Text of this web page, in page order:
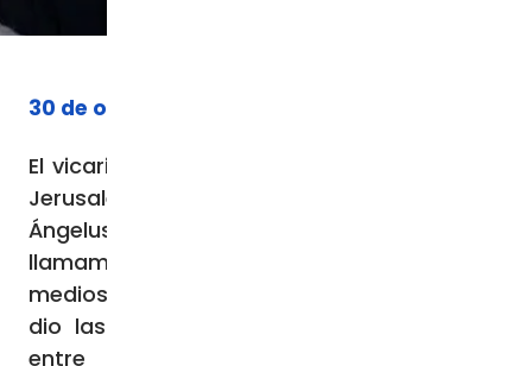
30 de octubre de 2023
El vicario de la Custodia de Tierra Santa en
Jerusalén fue citado ayer a la hora del
Ángelus por el Papa, que invitó a unirse a su
llamamiento a silenciar las armas. Ante los
medios vaticanos, el padre Ibrahim Faltas
dio las gracias al Pontífice y dijo: «Nadie
entre los poderosos de la tierra ha